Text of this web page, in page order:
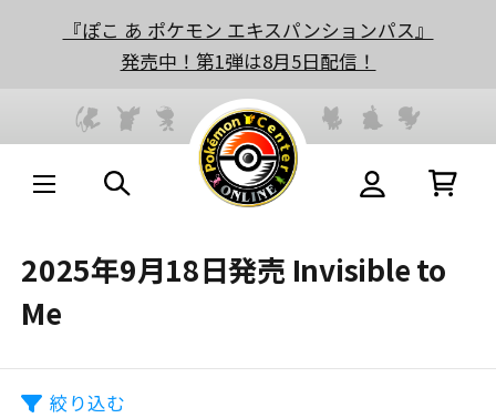
『ぽこ あ ポケモン エキスパンションパス』
発売中！第1弾は8月5日配信！
2025年9月18日発売 Invisible to
Me
絞り込む